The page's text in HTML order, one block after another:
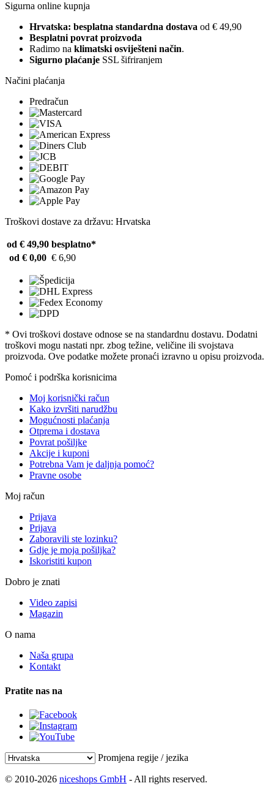
Sigurna online kupnja
Hrvatska: besplatna standardna dostava od € 49,90
Besplatni povrat proizvoda
Radimo na klimatski osviješteni način.
Sigurno plaćanje SSL šifriranjem
Načini plaćanja
Predračun
Troškovi dostave za državu: Hrvatska
od € 49,90 besplatno*
od € 0,00 € 6,90
* Ovi troškovi dostave odnose se na standardnu ​​dostavu. Dodatni
troškovi mogu nastati npr. zbog težine, veličine ili svojstava
proizvoda. Ove podatke možete pronaći izravno u opisu proizvoda.
Pomoć i podrška korisnicima
Moj korisnički račun
Kako izvršiti narudžbu
Mogućnosti plaćanja
Otprema i dostava
Povrat pošiljke
Akcije i kuponi
Potrebna Vam je daljnja pomoć?
Pravne osobe
Moj račun
Prijava
Prijava
Zaboravili ste lozinku?
Gdje je moja pošiljka?
Iskoristiti kupon
Dobro je znati
Video zapisi
Magazin
O nama
Naša grupa
Kontakt
Pratite nas na
Promjena regije / jezika
© 2010-2026 niceshops GmbH - All rights reserved.